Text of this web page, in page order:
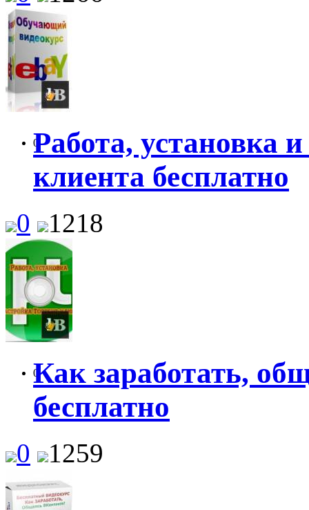
0
Работа, установка
клиента бесплатно
0 1218
0
Как заработать,
бесплатно
0 1259